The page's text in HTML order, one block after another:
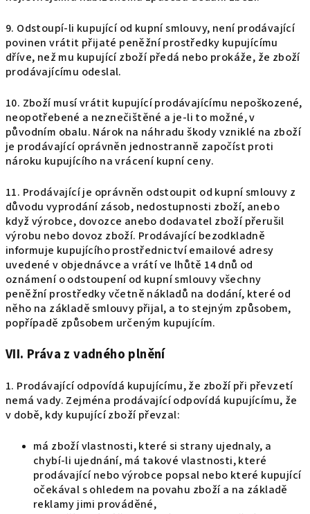
9. Odstoupí-li kupující od kupní smlouvy, není prodávající
povinen vrátit přijaté peněžní prostředky kupujícímu
dříve, než mu kupující zboží předá nebo prokáže, že zboží
prodávajícímu odeslal.
10. Zboží musí vrátit kupující prodávajícímu nepoškozené,
neopotřebené a neznečištěné a je-li to možné, v
původním obalu. Nárok na náhradu škody vzniklé na zboží
je prodávající oprávněn jednostranně započíst proti
nároku kupujícího na vrácení kupní ceny.
11. Prodávající je oprávněn odstoupit od kupní smlouvy z
důvodu vyprodání zásob, nedostupnosti zboží, anebo
když výrobce, dovozce anebo dodavatel zboží přerušil
výrobu nebo dovoz zboží. Prodávající bezodkladně
informuje kupujícího prostřednictví emailové adresy
uvedené v objednávce a vrátí ve lhůtě 14 dnů od
oznámení o odstoupení od kupní smlouvy všechny
peněžní prostředky včetně nákladů na dodání, které od
něho na základě smlouvy přijal, a to stejným způsobem,
popřípadě způsobem určeným kupujícím.
VII. Práva z vadného plnění
1. Prodávající odpovídá kupujícímu, že zboží při převzetí
nemá vady. Zejména prodávající odpovídá kupujícímu, že
v době, kdy kupující zboží převzal:
má zboží vlastnosti, které si strany ujednaly, a
chybí-li ujednání, má takové vlastnosti, které
prodávající nebo výrobce popsal nebo které kupující
očekával s ohledem na povahu zboží a na základě
reklamy jimi prováděné,